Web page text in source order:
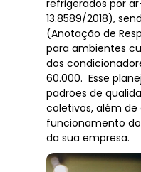
refrigerados por
13.8589/2018),
(Anotação de
para ambientes
dos
60.000. Esse
padrões de
coletivos, além
funcionamento
da sua empresa.